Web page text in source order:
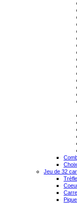
Jeu de 32